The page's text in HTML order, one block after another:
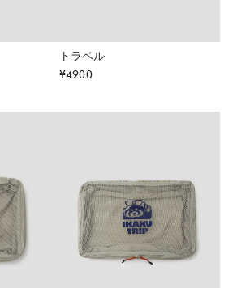
トラベル
¥4900